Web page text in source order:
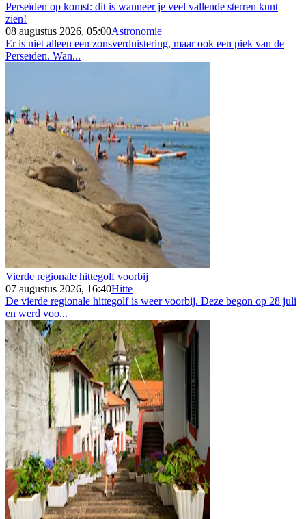
Perseïden op komst: dit is wanneer je veel vallende sterren kunt
zien!
08 augustus 2026, 05:00Astronomie
Er is niet alleen een zonsverduistering, maar ook een piek van de
Perseïden. Wan...
Vierde regionale hittegolf voorbij
07 augustus 2026, 16:40Hitte
De vierde regionale hittegolf is weer voorbij. Deze begon op 28 juli
en werd voo...